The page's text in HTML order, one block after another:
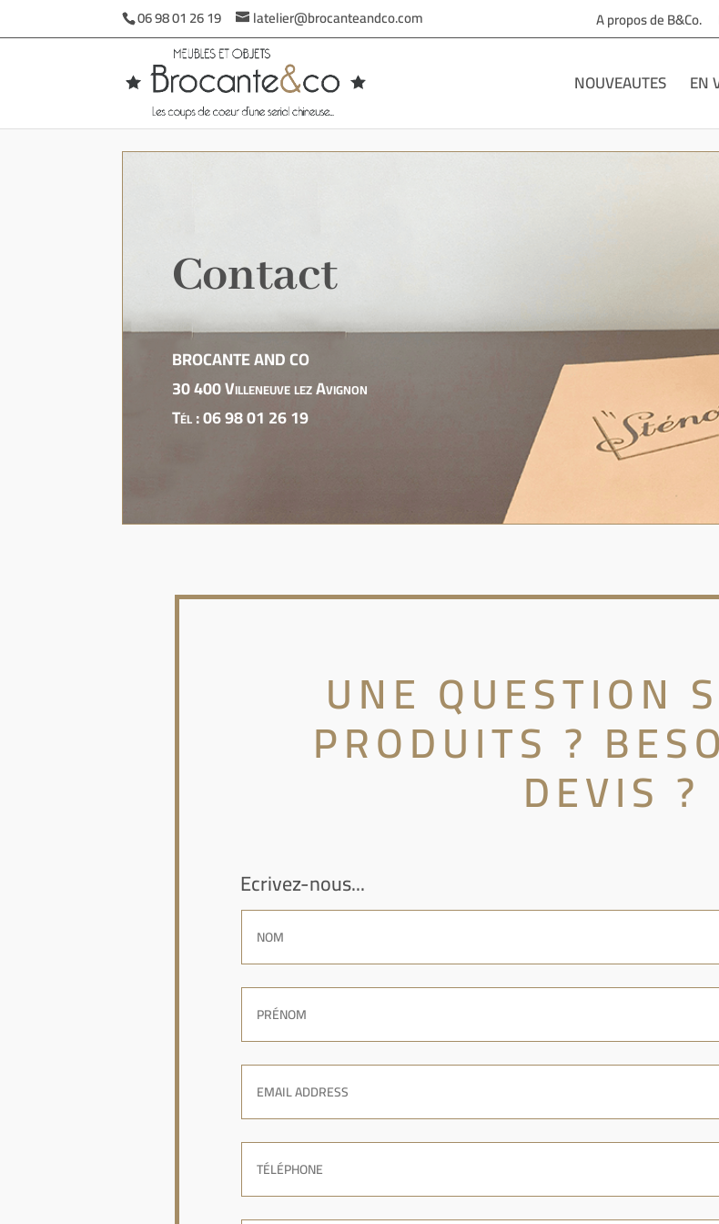
06 98 01 26 19 latelier@brocanteandco.com A propos de B&Co.
NOUVEAUTES EN
Contact
BROCANTE AND CO
30 400 Villeneuve lez Avignon
Tél : 06 98 01 26 19
UNE QUESTION
PRODUITS ?
DEVIS ?
Ecrivez-nous...